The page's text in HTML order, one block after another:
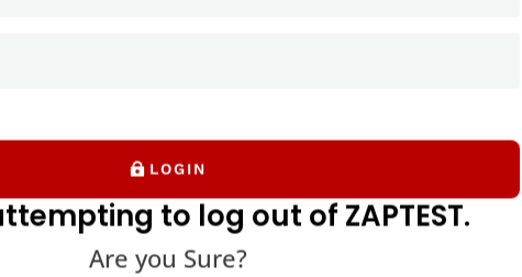
LOGIN
to log out of ZAPTEST.
Are you Sure?